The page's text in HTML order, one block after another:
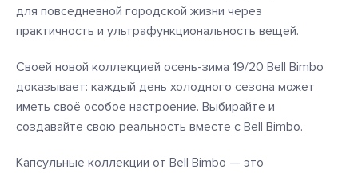
для повседневной городской жизни через
практичность и ультрафункциональность вещей.
Своей новой коллекцией осень-зима 19/20 Bell Bimbo
доказывает: каждый день холодного сезона может
иметь своё особое настроение. Выбирайте и
создавайте свою реальность вместе с Bell Bimbo.
Капсульные коллекции от Bell Bimbo — это